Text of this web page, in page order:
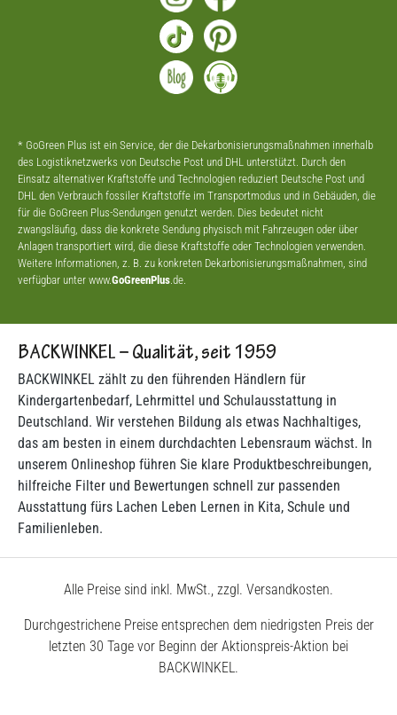
* GoGreen Plus ist ein Service, der die Dekarbonisierungsmaßnahmen innerhalb
des Logistiknetzwerks von Deutsche Post und DHL unterstützt. Durch den
Einsatz alternativer Kraftstoffe und Technologien reduziert Deutsche Post und
DHL den Verbrauch fossiler Kraftstoffe im Transportmodus und in Gebäuden, die
für die GoGreen Plus-Sendungen genutzt werden. Dies bedeutet nicht
zwangsläufig, dass die konkrete Sendung physisch mit Fahrzeugen oder über
Anlagen transportiert wird, die diese Kraftstoffe oder Technologien verwenden.
Weitere Informationen, z. B. zu konkreten Dekarbonisierungsmaßnahmen, sind
verfügbar unter www.GoGreenPlus .de.
BACKWINKEL – Qualität, seit 1959
BACKWINKEL zählt zu den führenden Händlern für
Kindergartenbedarf, Lehrmittel und Schulausstattung in
Deutschland. Wir verstehen Bildung als etwas Nachhaltiges,
das am besten in einem durchdachten Lebensraum wächst. In
unserem Onlineshop führen Sie klare Produktbeschreibungen,
hilfreiche Filter und Bewertungen schnell zur passenden
Ausstattung fürs Lachen Leben Lernen in Kita, Schule und
Familienleben.
Alle Preise sind inkl. MwSt., zzgl. Versandkosten.
Durchgestrichene Preise entsprechen dem niedrigsten Preis der
letzten 30 Tage vor Beginn der Aktionspreis-Aktion bei
BACKWINKEL.